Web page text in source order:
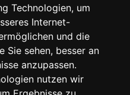
Technologien, um
Internet-
und die
Sie sehen, besser an
anzupassen.
nutzen wir
Zeiten geöffnet
- 17:00 Uhr
- 12:00 Uhr